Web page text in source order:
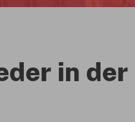
in der